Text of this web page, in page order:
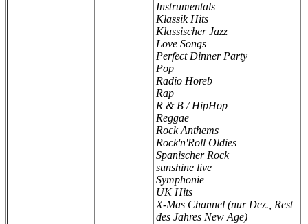
Instrumentals
Klassik Hits
Klassischer Jazz
Love Songs
Perfect Dinner Party
Pop
Radio Horeb
Rap
R & B / HipHop
Reggae
Rock Anthems
Rock'n'Roll Oldies
Spanischer Rock
sunshine live
Symphonie
UK Hits
X-Mas Channel (nur Dez., Rest
des Jahres New Age)